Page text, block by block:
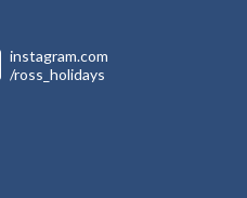
instagram.com
/ross_holidays